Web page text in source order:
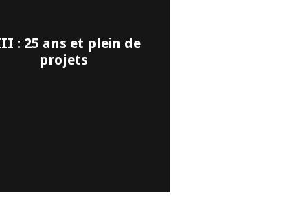
: 25 ans et plein de
projets